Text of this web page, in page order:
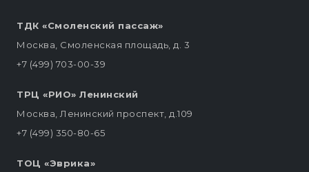
ТДК «Смоленский пассаж»
Москва, Смоленская площадь, д. 3
+7 (499) 703-00-39
ТРЦ «РИО» Ленинский
Москва, Ленинский проспект, д.109
+7 (499) 350-80-65
ТОЦ «Эврика»